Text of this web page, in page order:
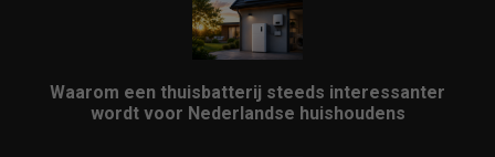
Waarom een thuisbatterij steeds interessanter
wordt voor Nederlandse huishoudens